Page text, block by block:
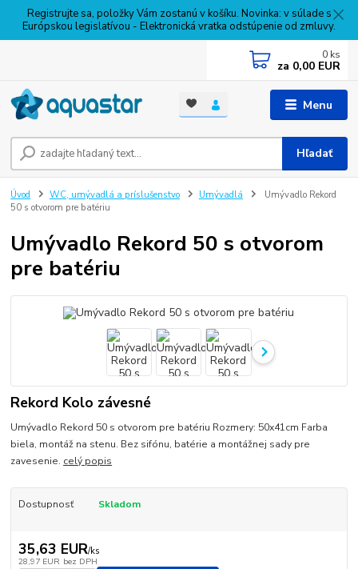
Registrujte sa, položky Vám zostanú v košíku. Novinka: v súlade s
Európskou legislatívou - Elektronická vratka odstúpenie od zmluvy.
Menu
Hľadať
0 ks
za 0,00 EUR
Úvod WC, umývadlá a príslušenstvo Umývadlá
Umývadlo Rekord
50 s otvorom pre batériu
Umývadlo Rekord 50 s otvorom
pre batériu
Rekord Kolo závesné
Umývadlo Rekord 50 s otvorom pre batériu Rozmery: 50x41cm Farba
biela, montáž na stenu. Bez sifónu, batérie a montážnej sady pre
zavesenie. celý popis
Dostupnosť Skladom
35,63 EUR/ks
28,97 EUR bez DPH